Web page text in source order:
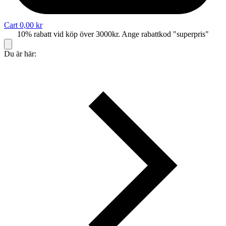
Cart 0,00 kr
10% rabatt vid köp över 3000kr. Ange rabattkod "superpris"
Du är här: